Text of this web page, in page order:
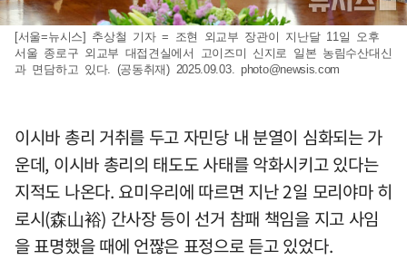
[서울=뉴시스] 추상철 기자 = 조현 외교부 장관이 지난달 11일 오후
서울 종로구 외교부 대접견실에서 고이즈미 신지로 일본 농림수산대신
과 면담하고 있다. (공동취재) 2025.09.03. photo@newsis.com
이시바 총리 거취를 두고 자민당 내 분열이 심화되는 가
운데, 이시바 총리의 태도도 사태를 악화시키고 있다는
지적도 나온다. 요미우리에 따르면 지난 2일 모리야마 히
로시(森山裕) 간사장 등이 선거 참패 책임을 지고 사임
을 표명했을 때에 언짢은 표정으로 듣고 있었다.